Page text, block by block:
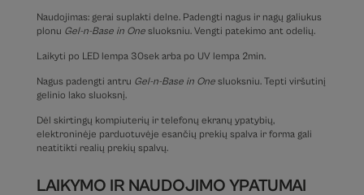
Naudojimas: gerai suplakti delne. Padengti nagus ir nagų galiukus
plonu Gel-n-Base in Onesluoksniu. Vengti patekimo ant odelių.
Laikyti po LED lempa 30sek arba po UV lempa 2min.
Nagus padengti antru Gel-n-Base in Onesluoksniu. Tepti viršutinį
gelinio lako sluoksnį.
Dėl skirtingų kompiuterių ir telefonų ekranų ypatybių,
elektroninėje parduotuvėje esančių prekių spalva ir forma gali
neatitikti realių prekių spalvų.
LAIKYMO IR NAUDOJIMO YPATUMAI